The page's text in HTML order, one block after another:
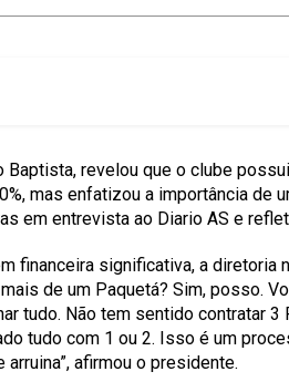
revelou que o clube
mas enfatizou a importância de
em entrevista ao Diario AS e
financeira significativa, a diretoria
de um Paquetá? Sim, posso.
tudo. Não tem sentido contratar
tudo com 1 ou 2. Isso é um
, afirmou o presidente.